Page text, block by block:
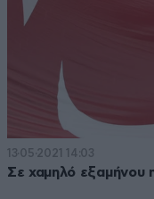
13·05·2021 14:03
Σε χαμηλό εξαμήνου